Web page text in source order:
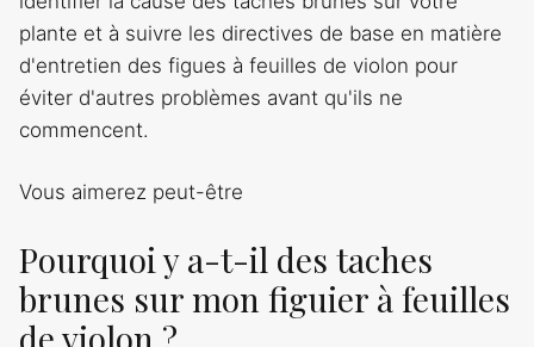
plante et à suivre les directives de base en matière
d'entretien des figues à feuilles de violon pour
éviter d'autres problèmes avant qu'ils ne
commencent.
Vous aimerez peut-être
Pourquoi y a-t-il des taches
brunes sur mon figuier à feuilles
de violon ?